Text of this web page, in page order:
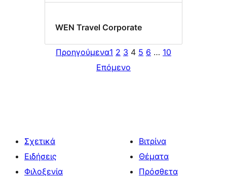
WEN Travel Corporate
Προηγούμενα1 2 3 4 5 6 … 10
Επόμενο
Σχετικά
Ειδήσεις
Φιλοξενία
Βιτρίνα
Θέματα
Πρόσθετα